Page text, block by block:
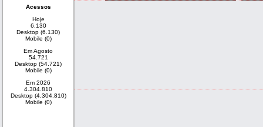
Acessos
Hoje
6.130
Desktop (6.130)
Mobile (0)
Em Agosto
54.721
Desktop (54.721)
Mobile (0)
Em 2026
4.304.810
Desktop (4.304.810)
Mobile (0)